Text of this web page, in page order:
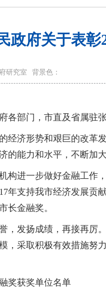
政府关于表
研究室 背景色：
各部门，市直及省属驻张
经济形势和艰巨的改革
的能力和水平，不断加
构进一步做好金融工作
年支持我市经济发展贡
长金融奖。
，发扬成绩，再接再厉
，采取积极有效措施努
奖获奖单位名单